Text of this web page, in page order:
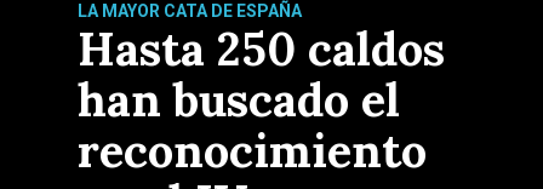
LA MAYOR CATA DE ESPAÑA
Hasta 250 caldos
han buscado el
reconocimiento